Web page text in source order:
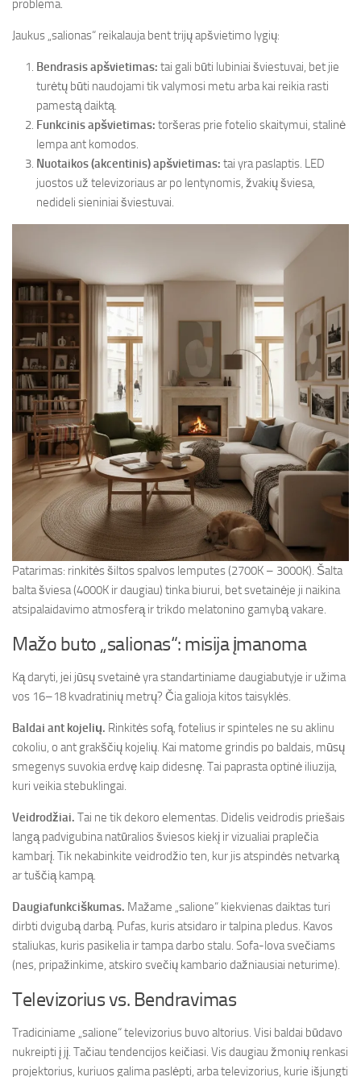
problema.
Jaukus „salionas“ reikalauja bent trijų apšvietimo lygių:
Bendrasis apšvietimas: tai gali būti lubiniai šviestuvai, bet jie
turėtų būti naudojami tik valymosi metu arba kai reikia rasti
pamestą daiktą.
Funkcinis apšvietimas: toršeras prie fotelio skaitymui, stalinė
lempa ant komodos.
Nuotaikos (akcentinis) apšvietimas: tai yra paslaptis. LED
juostos už televizoriaus ar po lentynomis, žvakių šviesa,
nedideli sieniniai šviestuvai.
Patarimas: rinkitės šiltos spalvos lemputes (2700K – 3000K). Šalta
balta šviesa (4000K ir daugiau) tinka biurui, bet svetainėje ji naikina
atsipalaidavimo atmosferą ir trikdo melatonino gamybą vakare.
Mažo buto „salionas“: misija įmanoma
Ką daryti, jei jūsų svetainė yra standartiniame daugiabutyje ir užima
vos 16–18 kvadratinių metrų? Čia galioja kitos taisyklės.
Baldai ant kojelių. Rinkitės sofą, fotelius ir spinteles ne su aklinu
cokoliu, o ant grakščių kojelių. Kai matome grindis po baldais, mūsų
smegenys suvokia erdvę kaip didesnę. Tai paprasta optinė iliuzija,
kuri veikia stebuklingai.
Veidrodžiai. Tai ne tik dekoro elementas. Didelis veidrodis priešais
langą padvigubina natūralios šviesos kiekį ir vizualiai praplečia
kambarį. Tik nekabinkite veidrodžio ten, kur jis atspindės netvarką
ar tuščią kampą.
Daugiafunkciškumas. Mažame „salione“ kiekvienas daiktas turi
dirbti dvigubą darbą. Pufas, kuris atsidaro ir talpina pledus. Kavos
staliukas, kuris pasikelia ir tampa darbo stalu. Sofa-lova svečiams
(nes, pripažinkime, atskiro svečių kambario dažniausiai neturime).
Televizorius vs. Bendravimas
Tradiciniame „salione“ televizorius buvo altorius. Visi baldai būdavo
nukreipti į jį. Tačiau tendencijos keičiasi. Vis daugiau žmonių renkasi
projektorius, kuriuos galima paslėpti, arba televizorius, kurie išjungti